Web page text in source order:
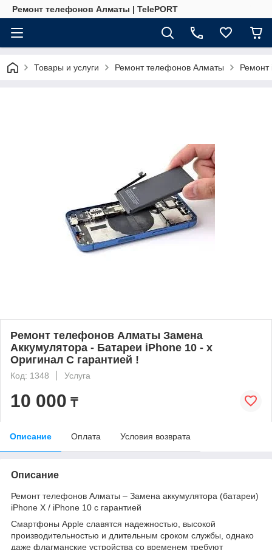
Ремонт телефонов Алматы | TelePORT
Товары и услуги Ремонт телефонов Алматы Ремонт
Ремонт телефонов Алматы Замена
Аккумулятора - Батареи iPhone 10 - x
Оригинал С гарантией !
Код: 1348 Услуга
10 000 ₸
Описание Оплата Условия возврата
Описание
Ремонт телефонов Алматы – Замена аккумулятора (батареи)
iPhone X / iPhone 10 с гарантией
Смартфоны Apple славятся надежностью, высокой
производительностью и длительным сроком службы, однако
даже флагманские устройства со временем требуют